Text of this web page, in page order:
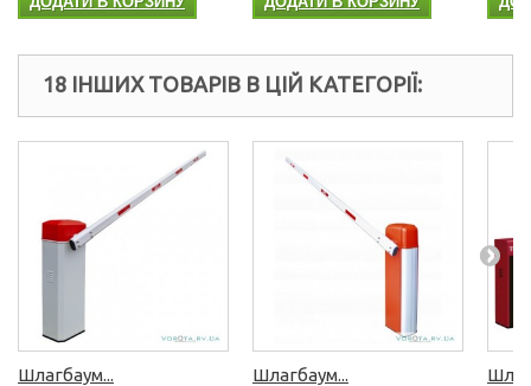
18 ІНШИХ ТОВАРІВ В ЦІЙ КАТЕГОРІЇ:
Шлагбаум... Шлагбаум...